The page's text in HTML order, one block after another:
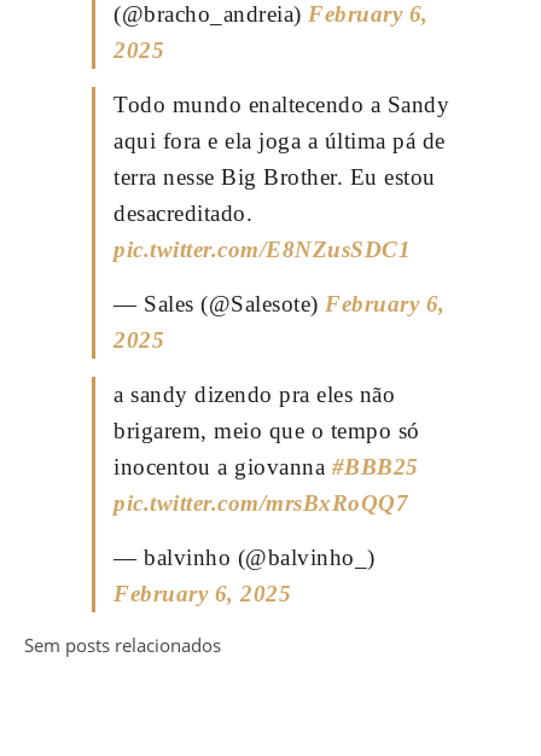
(@bracho_andreia) February 6,
2025
Todo mundo enaltecendo a Sandy
aqui fora e ela joga a última pá de
terra nesse Big Brother. Eu estou
desacreditado.
pic.twitter.com/E8NZusSDC1
— Sales (@Salesote) February 6,
2025
a sandy dizendo pra eles não
brigarem, meio que o tempo só
inocentou a giovanna #BBB25
pic.twitter.com/mrsBxRoQQ7
— balvinho (@balvinho_)
February 6, 2025
Sem posts relacionados